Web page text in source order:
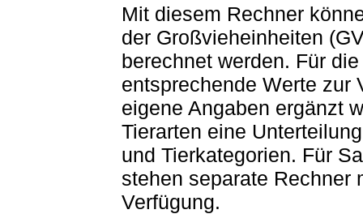
Mit diesem Rechner
der Großvieheinheiten
berechnet werden. Für
entsprechende Werte zur
eigene Angaben ergänzt
Tierarten eine
und Tierkategorien. Für
stehen separate Rechner
Verfügung.